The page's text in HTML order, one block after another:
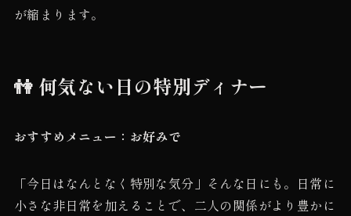
が縮まります。
👫 何気ない日の特別ディナー
おすすめメニュー：お好みで
「今日はなんとなく特別な気分」そんな日にも。日常に
小さな非日常を加えることで、二人の関係がより豊かに